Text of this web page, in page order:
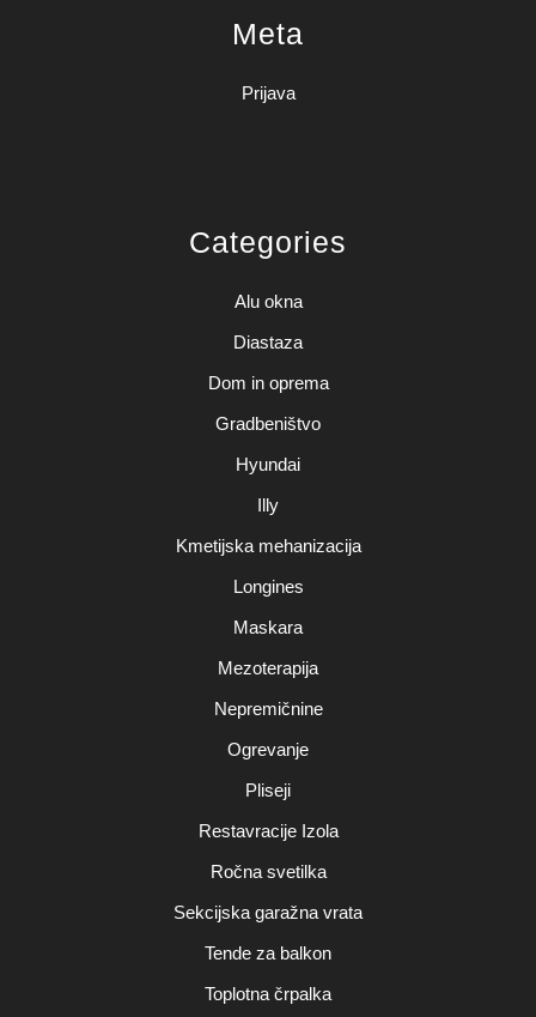
Meta
Prijava
Categories
Alu okna
Diastaza
Dom in oprema
Gradbeništvo
Hyundai
Illy
Kmetijska mehanizacija
Longines
Maskara
Mezoterapija
Nepremičnine
Ogrevanje
Pliseji
Restavracije Izola
Ročna svetilka
Sekcijska garažna vrata
Tende za balkon
Toplotna črpalka